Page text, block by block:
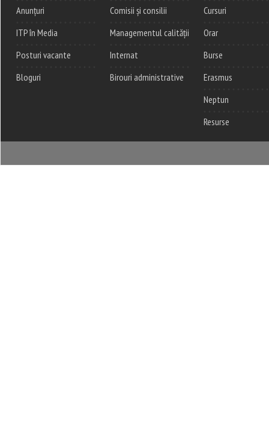
Anunțuri
ITP în Media
Posturi vacante
Bloguri
Comisii și consilii
Managementul calității
Internat
Birouri administrative
Cursuri
Orar
Burse
Erasmus
Neptun
Resurse